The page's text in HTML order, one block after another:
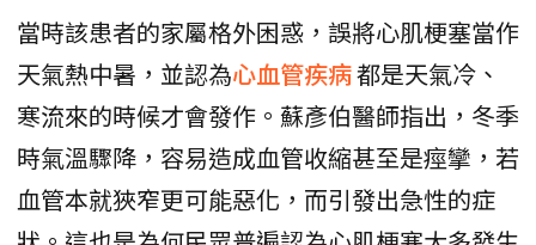
當時該患者的家屬格外困惑，誤將心肌梗塞當作
天氣熱中暑，並認為心血管疾病都是天氣冷、
寒流來的時候才會發作。蘇彥伯醫師指出，冬季
時氣溫驟降，容易造成血管收縮甚至是痙攣，若
血管本就狹窄更可能惡化，而引發出急性的症